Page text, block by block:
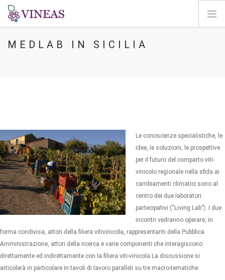
ACCUEIL
CONNEXION
FR
MEDLAB IN SICILIA
Le conoscenze specialistiche, le
idee, le soluzioni, le prospettive
per il futuro del comparto viti-
vinicolo regionale nella sfida ai
cambiamenti climatici sono al
centro dei due laboratori
partecipativi (“Living Lab”). I due
incontri vedranno operare, in
forma condivisa, attori della filiera vitivinicola, rappresentanti della Pubblica
Amministrazione, attori della ricerca e varie componenti che interagiscono
direttamente ed indirettamente con la filiera viti-vinicola.La discussione si
articolerà in particolare in tavoli di lavoro paralleli su tre macro-tematiche: